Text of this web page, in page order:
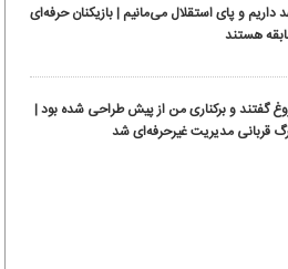
داریم و پای استقلال می‌مانیم | بازیکنان حرفه‌ای
هستند
گفتند و برکناری من از پیش طراحی شده بود |
قربانی مدیریت غیرحرفه‌ای شد